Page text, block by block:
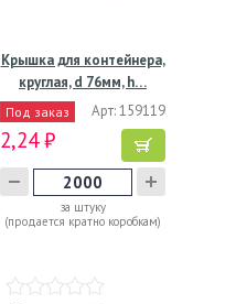
Крышка для контейнера,
круглая, d 76мм, h…
Под заказ Арт: 159119
2,24 ₽
за штуку
(продается кратно коробкам)